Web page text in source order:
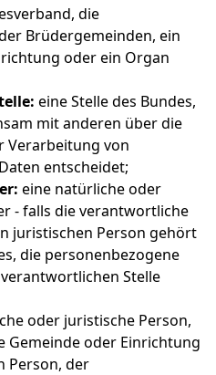
die
Brüdergemeinden, ein
oder ein Organ
eine Stelle des Bundes,
mit anderen über die
Verarbeitung von
entscheidet;
eine natürliche oder
- falls die verantwortliche
juristischen Person gehört
die personenbezogene
Stelle
oder juristische Person,
Gemeinde oder Einrichtung
Person, der